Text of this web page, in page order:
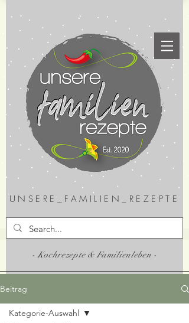
UNSERE_FAMILIEN_REZEPTE
- Kochrezepte & Familienleben -
Beitrag
Kategorie-Auswahl